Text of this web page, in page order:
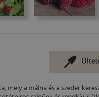
mely a málna és a szeder